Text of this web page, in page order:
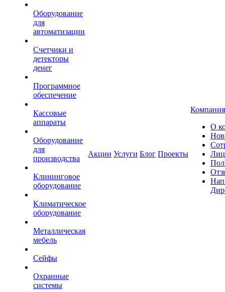
Оборудование
для
автоматизации
Счетчики и
детекторы
денег
Программное
обеспечение
Кассовые
аппараты
Оборудование
для
производства
Клининговое
оборудование
Климатическое
оборудование
Металлическая
мебель
Сейфы
Охранные
системы
Акции Услуги Блог Проекты
Компания
О